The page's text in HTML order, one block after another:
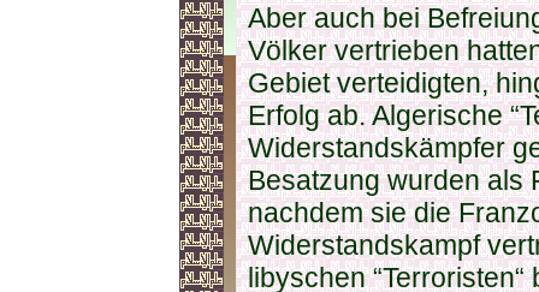
Aber auch bei
Völker vertrieben
Gebiet verteidigten,
Erfolg ab. Algerische
Widerstandskämpfer
Besatzung wurden als
nachdem sie die
Widerstandskampf
libyschen